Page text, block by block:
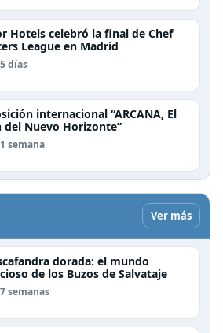
Hotels celebró la final de Chef
League en Madrid
días
internacional “ARCANA, El
del Nuevo Horizonte”
semana
Ver más
dorada: el mundo
de los Buzos de Salvataje
semanas